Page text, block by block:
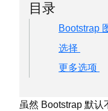
目录
Bootstrap
选择
更多选项
虽然 Bootstrap 默